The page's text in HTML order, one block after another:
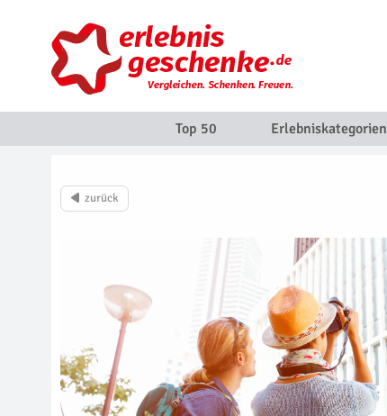
Top 50 Erlebniskategorien